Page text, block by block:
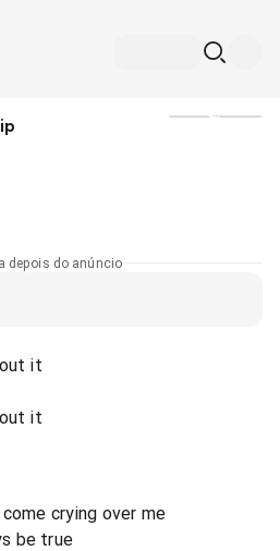
depois do anúncio
it
it
crying over me
be true